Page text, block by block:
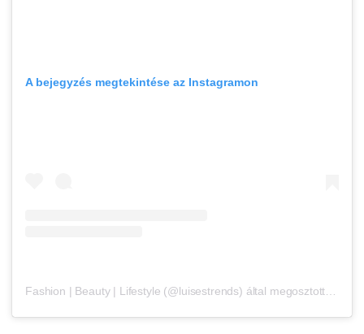
A bejegyzés megtekintése az Instagramon